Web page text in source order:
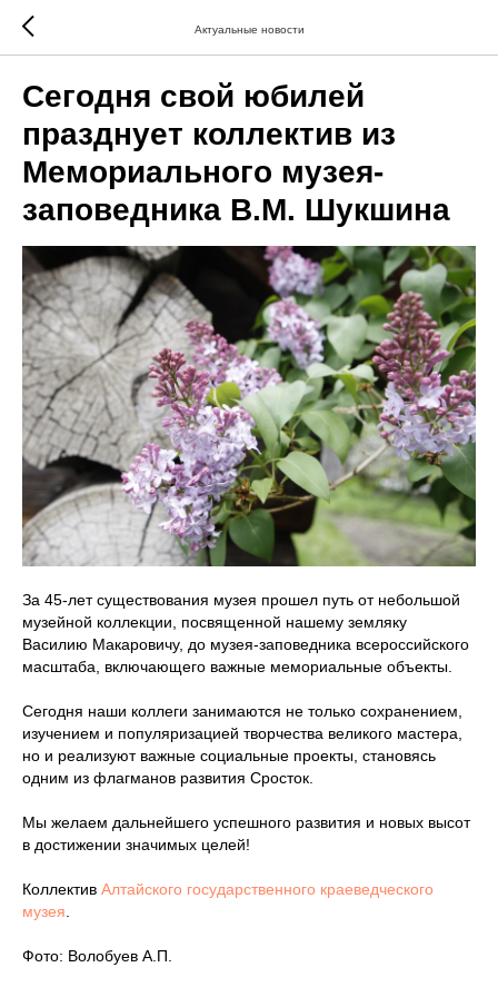
Актуальные новости
Сегодня свой юбилей
празднует коллектив из
Мемориального музея-
заповедника В.М. Шукшина
За 45-лет существования музея прошел путь от небольшой
музейной коллекции, посвященной нашему земляку
Василию Макаровичу, до музея-заповедника всероссийского
масштаба, включающего важные мемориальные объекты.
Сегодня наши коллеги занимаются не только сохранением,
изучением и популяризацией творчества великого мастера,
но и реализуют важные социальные проекты, становясь
одним из флагманов развития Сросток.
Мы желаем дальнейшего успешного развития и новых высот
в достижении значимых целей!
Коллектив Алтайского государственного краеведческого
музея
Фото: Волобуев А.П.